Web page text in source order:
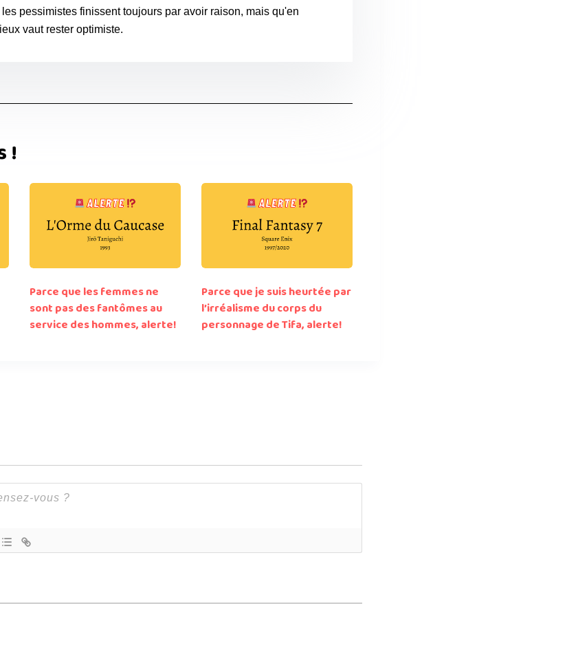
pessimistes finissent toujours par avoir raison, mais qu'en
vaut rester optimiste.
!
Parce que les femmes ne
sont pas des fantômes au
service des hommes, alerte!
Parce que je suis heurtée par
l’irréalisme du corps du
personnage de Tifa, alerte!